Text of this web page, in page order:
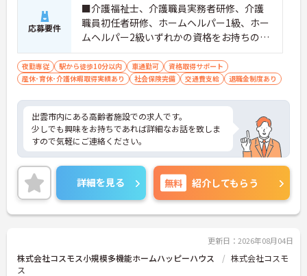
応募要件
■介護福祉士、介護職員実務者研修、介護
職員初任者研修、ホームヘルパー1級、ホー
ムヘルパー2級いずれかの資格をお持ちの
方 ※介護職夜勤実務経験2年以上 ■普通自
動車運転免許（AT限定可）
夜勤専従 駅から徒歩10分以内 車通勤可
資格取得サポート
産休･育休･介護休暇取得実績あり
社会保険完備 交通費支給 退職金制度あり
出雲市内にある高齢者施設での求人です。
少しでも興味をお持ちであれば詳細なお話を致しま
すので気軽にご連絡ください。
詳細を見る 無料 紹介してもらう
更新日：2026年08月04日
株式会社コスモス小規模多機能ホームハッピーハウス
株式会社コスモ
ス